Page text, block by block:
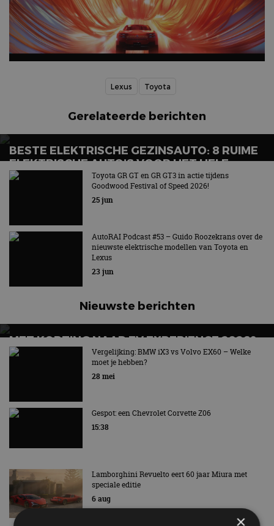
Lexus Toyota
Gerelateerde berichten
BESTE ELEKTRISCHE GEZINSAUTO: 8 RUIME
ELEKTRISCHE AUTO’S VOOR HET HELE
GEZIN
Wat is de beste elektrische gezinsauto voor grote
Toyota GR GT en GR GT3 in actie tijdens
Goodwood Festival of Speed 2026!
25 jun
AutoRAI Podcast #53 – Guido Roozekrans over de
nieuwste elektrische modellen van Toyota en
Lexus
23 jun
Nieuwste berichten
MET KORTING NAAR EV EXPERIENCE 2026?
AUTORAI REGELT HET!
EV Experience 2026 van 24 tot 26 september
Vergelijking: BMW iX3 vs Volvo EX60 – Welke
moet je hebben?
28 mei
Gespot: een Chevrolet Corvette Z06
15:38
Lamborghini Revuelto eert 60 jaar Miura met
speciale editie
6 aug
×